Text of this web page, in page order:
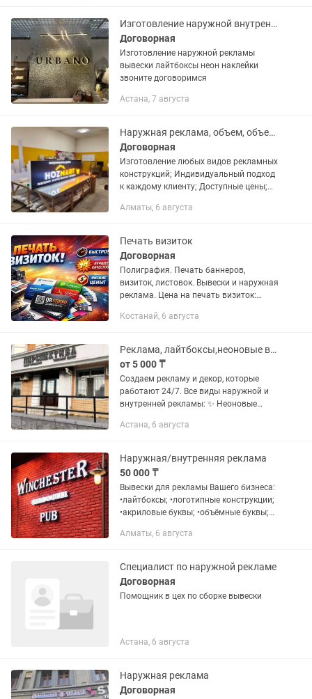
Изготовление наружной внутренней рекламы вывески лайтбокс неон наклейки
Договорная
Изготовление наружной рекламы
вывески лайтбоксы неон наклейки
звоните договоримся
Астана, 7 августа
Наружная реклама, объем, объемные, светящиеся буквы, лайтбоксы,вывески.
Договорная
Изготовление любых видов рекламных
конструкций; Индивидуальный подход
к каждому клиенту; Доступные цены;
Наличие собственной
Алматы, 6 августа
Печать визиток
Договорная
Полиграфия. Печать баннеров,
визиток, листовок. Вывески и наружная
реклама. Цена на печать визиток:
матовые по 30. Двухсторонние - 25
Костанай, 6 августа
Реклама, лайтбоксы,неоновые вывески, наружная реклама, вывески
от 5 000 ₸
Создаем рекламу и декор, которые
работают 24/7. Все виды наружной и
внутренней рекламы: ✨ Неоновые
атмосферы ✨ Световые лайтбоксы —
Солидные...
Астана, 6 августа
Наружная/внутренняя реклама
50 000 ₸
Вывески для рекламы Вашего бизнеса:
•лайтбоксы; •логотипные конструкции;
•акриловые буквы; •объёмные буквы;
осуществляем выезд по городу
Алматы, 6 августа
Специалист по наружной рекламе
Договорная
Помощник в цех по сборке вывески
Астана, 6 августа
Наружная реклама
Договорная